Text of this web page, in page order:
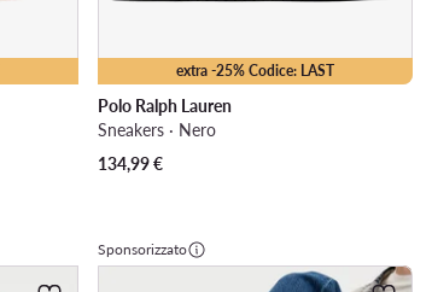
extra -25% Codice: LAST
Polo Ralph Lauren
Sneakers · Nero
134,99€
Sponsorizzato